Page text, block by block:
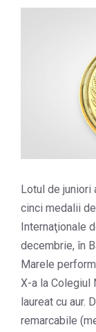
Lotul de juniori
cinci medalii
Internaţionale
decembrie, în
Marele
X-a la Colegiul
laureat cu aur.
remarcabile